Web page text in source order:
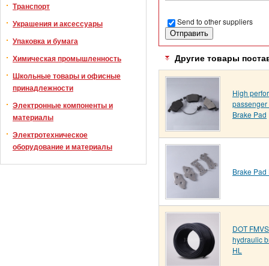
Транспорт
Украшения и аксессуары
Упаковка и бумага
Химическая промышленность
Школьные товары и офисные
принадлежности
Электронные компоненты и
материалы
Электротехническое
оборудование и материалы
Send to other suppliers
Другие товары
High
Brake Pad
Brake
DOT
hydraulic
HL